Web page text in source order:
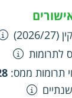
27)
לתרומות
תרומות ממס: